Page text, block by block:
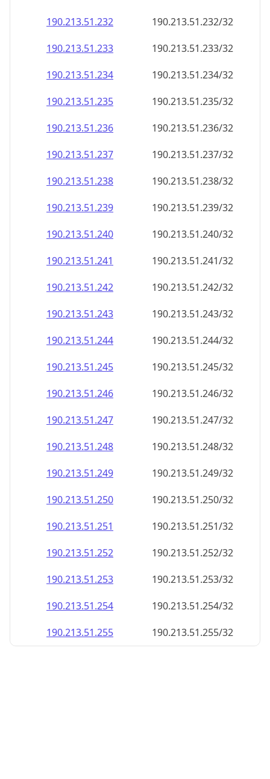
190.213.51.232
190.213.51.232/32
190.213.51.233
190.213.51.233/32
190.213.51.234
190.213.51.234/32
190.213.51.235
190.213.51.235/32
190.213.51.236
190.213.51.236/32
190.213.51.237
190.213.51.237/32
190.213.51.238
190.213.51.238/32
190.213.51.239
190.213.51.239/32
190.213.51.240
190.213.51.240/32
190.213.51.241
190.213.51.241/32
190.213.51.242
190.213.51.242/32
190.213.51.243
190.213.51.243/32
190.213.51.244
190.213.51.244/32
190.213.51.245
190.213.51.245/32
190.213.51.246
190.213.51.246/32
190.213.51.247
190.213.51.247/32
190.213.51.248
190.213.51.248/32
190.213.51.249
190.213.51.249/32
190.213.51.250
190.213.51.250/32
190.213.51.251
190.213.51.251/32
190.213.51.252
190.213.51.252/32
190.213.51.253
190.213.51.253/32
190.213.51.254
190.213.51.254/32
190.213.51.255
190.213.51.255/32